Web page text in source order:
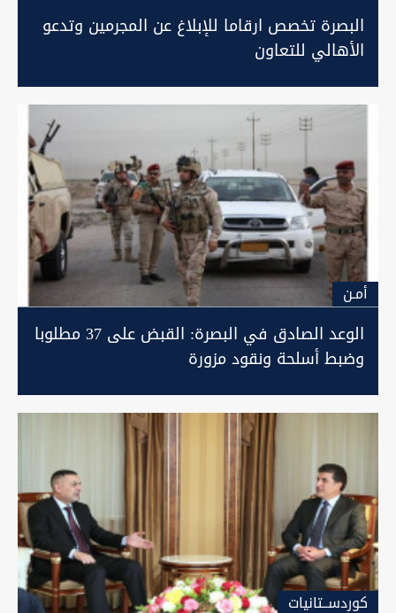
البصرة تخصص ارقاما للإبلاغ عن المجرمين وتدعو
الأهالي للتعاون
أمـن
الوعد الصادق في البصرة: القبض على 37 مطلوبا
وضبط أسلحة ونقود مزورة
كوردســتانيات